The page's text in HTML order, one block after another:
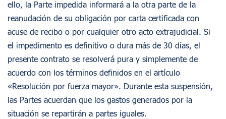
ello, la Parte impedida informará a la otra parte de la
reanudación de su obligación por carta certificada con
acuse de recibo o por cualquier otro acto extrajudicial. Si
el impedimento es definitivo o dura más de 30 días, el
presente contrato se resolverá pura y simplemente de
acuerdo con los términos definidos en el artículo
«Resolución por fuerza mayor». Durante esta suspensión,
las Partes acuerdan que los gastos generados por la
situación se repartirán a partes iguales.